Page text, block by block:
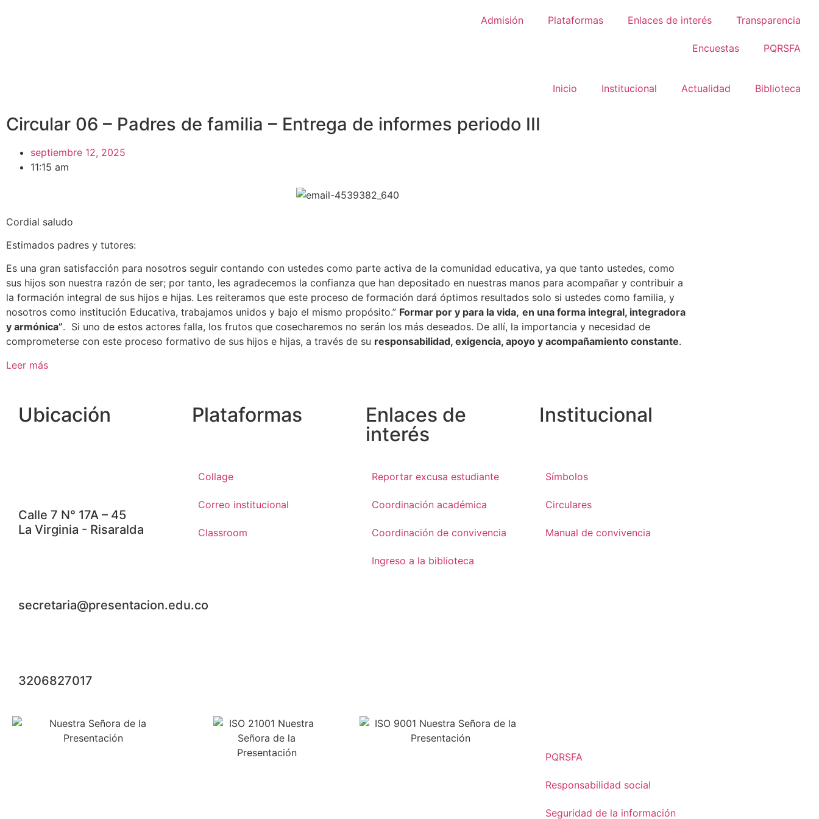
Admisión Plataformas Enlaces de interés Transparencia
Encuestas PQRSFA
Inicio Institucional Actualidad Biblioteca
Circular 06 – Padres de familia – Entrega de informes periodo III
septiembre 12, 2025
11:15 am
Cordial saludo
Estimados padres y tutores:
Es una gran satisfacción para nosotros seguir contando con ustedes como parte activa de la comunidad educativa, ya que tanto ustedes, como
sus hijos son nuestra razón de ser; por tanto, les agradecemos la confianza que han depositado en nuestras manos para acompañar y contribuir a
la formación integral de sus hijos e hijas. Les reiteramos que este proceso de formación dará óptimos resultados solo si ustedes como familia, y
nosotros como institución Educativa, trabajamos unidos y bajo el mismo propósito.” Formar por y para la vida, en una forma integral, integradora
y armónica”. Si uno de estos actores falla, los frutos que cosecharemos no serán los más deseados. De allí, la importancia y necesidad de
comprometerse con este proceso formativo de sus hijos e hijas, a través de su responsabilidad, exigencia, apoyo y acompañamiento constante.
Leer más
Ubicación Plataformas
Enlaces de
interés
Institucional
Calle 7 N° 17A – 45
La Virginia - Risaralda
secretaria@presentacion.edu.co
3206827017
Collage
Correo institucional
Classroom
Reportar excusa estudiante
Coordinación académica
Coordinación de convivencia
Ingreso a la biblioteca
Símbolos
Circulares
Manual de convivencia
PQRSFA
Responsabilidad social
Seguridad de la información